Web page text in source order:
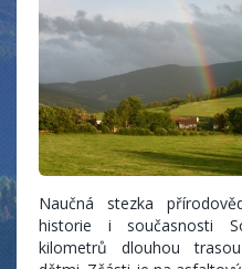
Naučná stezka
historie i současnosti
kilometrů dlouhou